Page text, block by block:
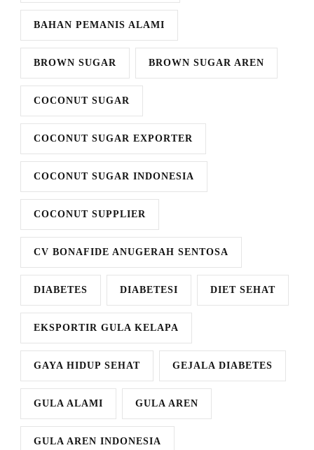
BAHAN PEMANIS ALAMI
BROWN SUGAR BROWN SUGAR AREN
COCONUT SUGAR
COCONUT SUGAR EXPORTER
COCONUT SUGAR INDONESIA
COCONUT SUPPLIER
CV BONAFIDE ANUGERAH SENTOSA
DIABETES DIABETESI DIET SEHAT
EKSPORTIR GULA KELAPA
GAYA HIDUP SEHAT GEJALA DIABETES
GULA ALAMI GULA AREN
GULA AREN INDONESIA